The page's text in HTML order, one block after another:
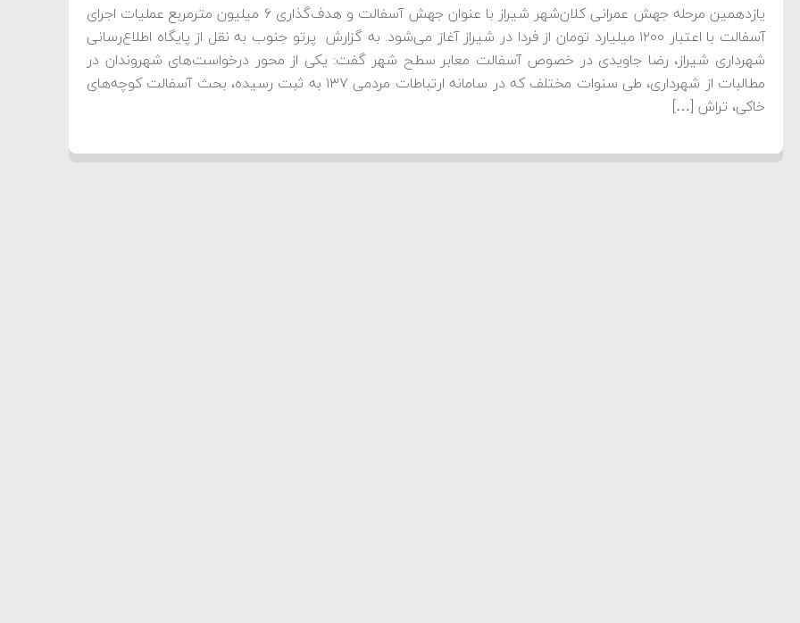
یازدهمین مرحله جهش عمرانی کلان‌شهر شیراز با عنوان جهش آسفالت و هدف‌گذاری ۶ میلیون مترمربع عملیات اجرای
آسفالت با اعتبار ۱۲۰۰ میلیارد تومان از فردا در شیراز آغاز می‌شود. به گزارش پرتو جنوب به نقل از پایگاه اطلاع‌رسانی
شهرداری شیراز، رضا جاویدی در خصوص آسفالت معابر سطح شهر گفت: یکی از محور درخواست‌های شهروندان در
مطالبات از شهرداری، طی سنوات مختلف که در سامانه ارتباطات مردمی ۱۳۷ به ثبت رسیده، بحث آسفالت کوچه‌های
خاکی، تراش […]